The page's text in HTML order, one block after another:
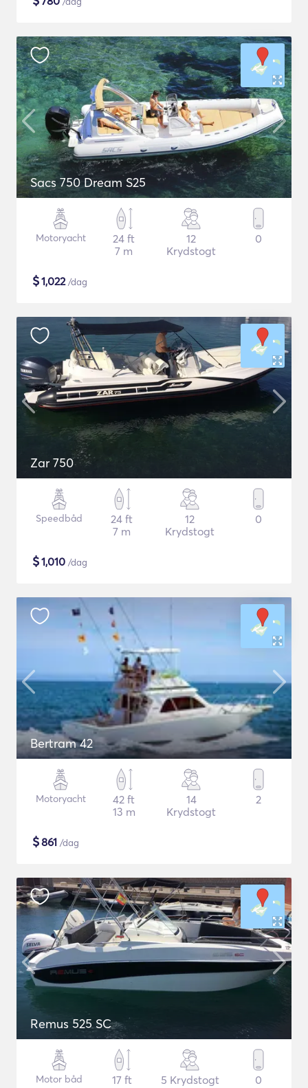
Sacs 750 Dream S25
Motoryacht
24 ft
7 m
12
Krydstogt
0
$1,022/dag
Zar 750
Speedbåd
24 ft
7 m
12
Krydstogt
0
$1,010 /dag
Bertram 42
Motoryacht
42 ft
13 m
14
Krydstogt
2
$861 /dag
Remus 525 SC
Motor båd
17 ft
5 Krydstogt 0